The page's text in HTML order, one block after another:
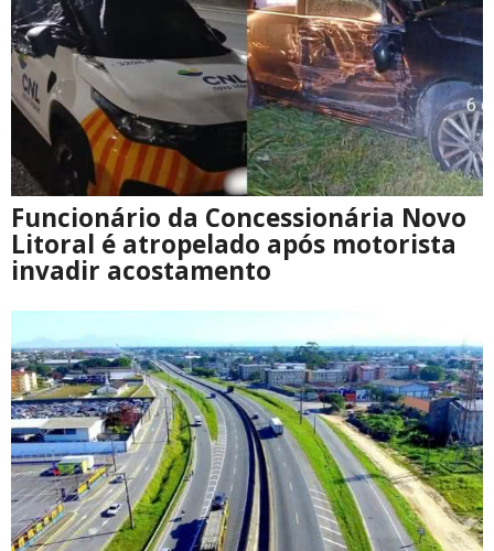
Funcionário da Concessionária Novo
Litoral é atropelado após motorista
invadir acostamento